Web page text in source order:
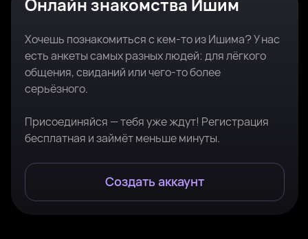
Хочешь познакомиться с кем-то из Ишима? У нас
есть анкеты самых разных людей: для лёгкого
общения, свиданий или чего-то более
серьёзного.
Присоединяйся — тебя уже ждут! Регистрация
бесплатная и займёт меньше минуты.
Создать аккаунт